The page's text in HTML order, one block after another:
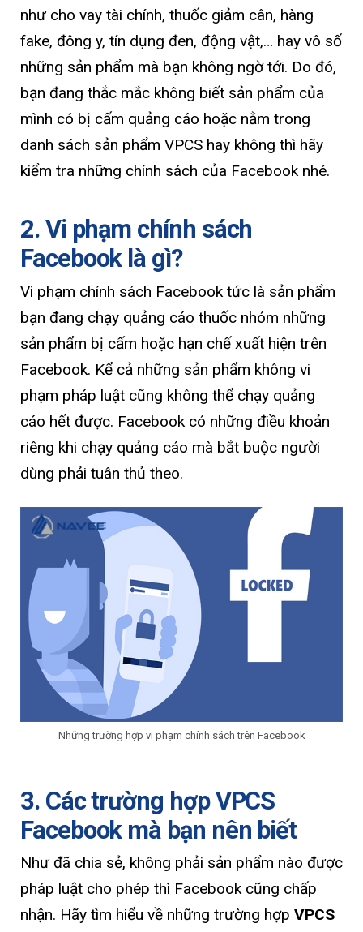
như cho vay tài chính, thuốc giảm cân, hàng
fake, đông y, tín dụng đen, động vật,… hay vô số
những sản phẩm mà bạn không ngờ tới. Do đó,
bạn đang thắc mắc không biết sản phẩm của
mình có bị cấm quảng cáo hoặc nằm trong
danh sách sản phẩm VPCS hay không thì hãy
kiểm tra những chính sách của Facebook nhé.
2. Vi phạm chính sách
Facebook là gì?
Vi phạm chính sách Facebook tức là sản phẩm
bạn đang chạy quảng cáo thuốc nhóm những
sản phẩm bị cấm hoặc hạn chế xuất hiện trên
Facebook. Kể cả những sản phẩm không vi
phạm pháp luật cũng không thể chạy quảng
cáo hết được. Facebook có những điều khoản
riêng khi chạy quảng cáo mà bắt buộc người
dùng phải tuân thủ theo.
Những trường hợp vi phạm chính sách trên Facebook
3. Các trường hợp VPCS
Facebook mà bạn nên biết
Như đã chia sẻ, không phải sản phẩm nào được
pháp luật cho phép thì Facebook cũng chấp
nhận. Hãy tìm hiểu về những trường hợp VPCS